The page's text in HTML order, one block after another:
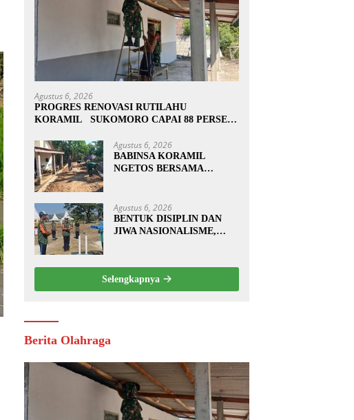
Agustus 6, 2026
PROGRES RENOVASI RUTILAHU
KORAMIL SUKOMORO CAPAI 88 PERSEN,
Agustus 6, 2026
BABINSA KORAMIL
NGETOS BERSAMA
LOKASI UNTUK
PENGECORAN
Agustus 6, 2026
BENTUK DISIPLIN DAN
JIWA NASIONALISME,
PASKIBRA
Selengkapnya
Berita Olahraga